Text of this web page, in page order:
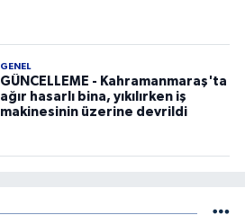
GENEL
GÜNCELLEME - Kahramanmaraş'ta
ağır hasarlı bina, yıkılırken iş
makinesinin üzerine devrildi